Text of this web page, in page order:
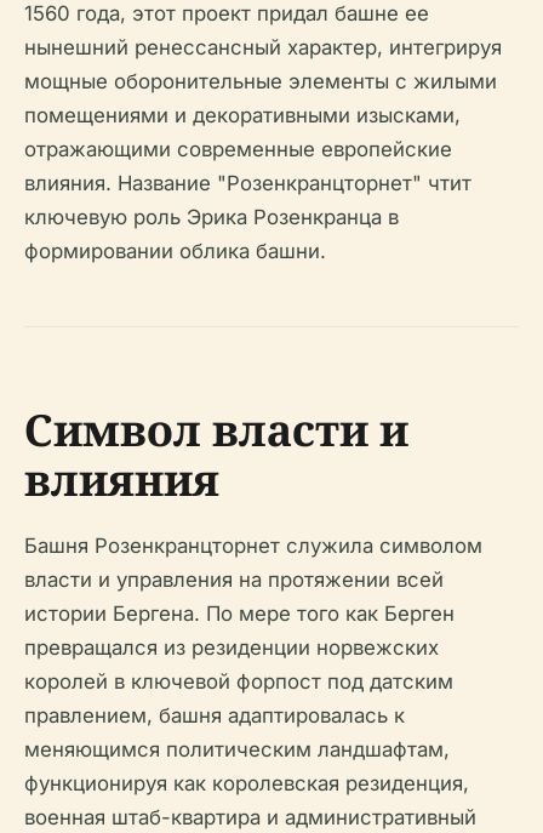
1560 года, этот проект придал башне ее
нынешний ренессансный характер, интегрируя
мощные оборонительные элементы с жилыми
помещениями и декоративными изысками,
отражающими современные европейские
влияния. Название "Розенкранцторнет" чтит
ключевую роль Эрика Розенкранца в
формировании облика башни.
Символ власти и
влияния
Башня Розенкранцторнет служила символом
власти и управления на протяжении всей
истории Бергена. По мере того как Берген
превращался из резиденции норвежских
королей в ключевой форпост под датским
правлением, башня адаптировалась к
меняющимся политическим ландшафтам,
функционируя как королевская резиденция,
военная штаб-квартира и административный